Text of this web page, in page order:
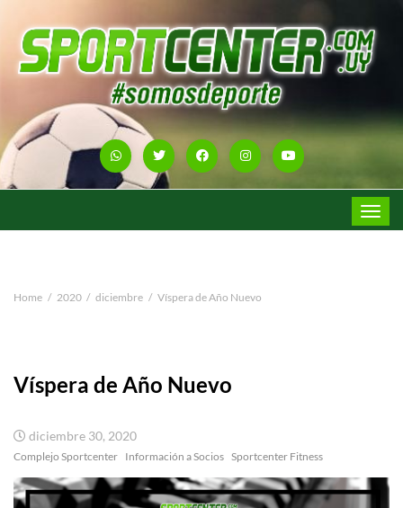
Toggle
Home 2020 diciembre Víspera de Año Nuevo
Víspera de Año Nuevo
diciembre 30, 2020
Complejo Sportcenter Información a Socios Sportcenter Fitness